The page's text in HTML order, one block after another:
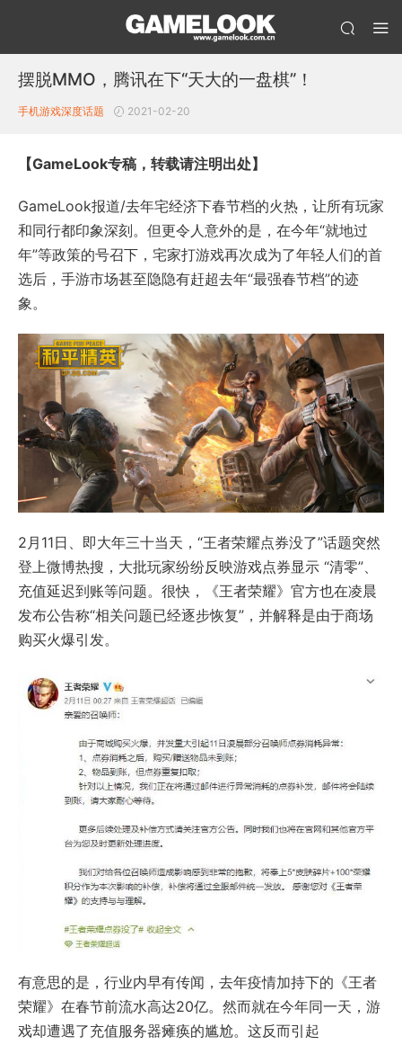
摆脱MMO，腾讯在下“天大的一盘棋”！
手机游戏深度话题 2021-02-20
【GameLook专稿，转载请注明出处】
GameLook报道/去年宅经济下春节档的火热，让所有玩家
和同行都印象深刻。但更令人意外的是，在今年“就地过
年”等政策的号召下，宅家打游戏再次成为了年轻人们的首
选后，手游市场甚至隐隐有赶超去年“最强春节档”的迹
象。
2月11日、即大年三十当天，“王者荣耀点券没了”话题突然
登上微博热搜，大批玩家纷纷反映游戏点券显示 “清零”、
充值延迟到账等问题。很快，《王者荣耀》官方也在凌晨
发布公告称“相关问题已经逐步恢复”，并解释是由于商场
购买火爆引发。
有意思的是，行业内早有传闻，去年疫情加持下的《王者
荣耀》在春节前流水高达20亿。然而就在今年同一天，游
戏却遭遇了充值服务器瘫痪的尴尬。这反而引起